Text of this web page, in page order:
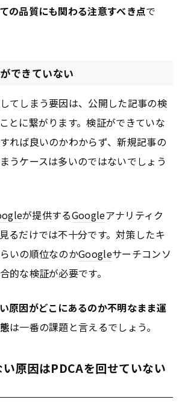
の品質にも関わる注意すべき点で
できていない
てしまう要因は、公開した記事の検
とに繋がります。検証ができていな
れば良いのかわからず、新規記事の
うケースは多いのではないでしょう
が提供するGoogleアナリティク
るだけでは不十分です。対策したキ
いの順位なのかGoogleサーチコンソ
的な検証が必要です。
原因がどこにあるのか不明なまま運
は一番の課題と言えるでしょう。
原因はPDCAを回せていない